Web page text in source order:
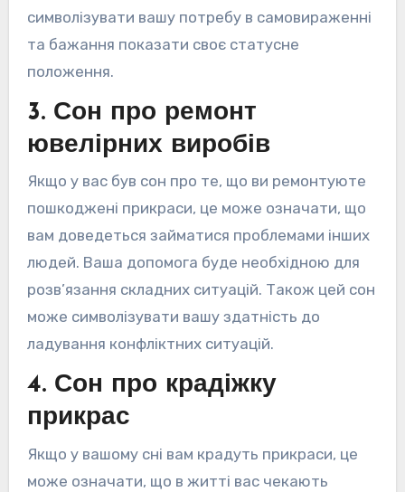
символізувати вашу потребу в самовираженні
та бажання показати своє статусне
положення.
3. Сон про ремонт
ювелірних виробів
Якщо у вас був сон про те, що ви ремонтуюте
пошкоджені прикраси, це може означати, що
вам доведеться займатися проблемами інших
людей. Ваша допомога буде необхідною для
розв’язання складних ситуацій. Також цей сон
може символізувати вашу здатність до
ладування конфліктних ситуацій.
4. Сон про крадіжку
прикрас
Якщо у вашому сні вам крадуть прикраси, це
може означати, що в житті вас чекають